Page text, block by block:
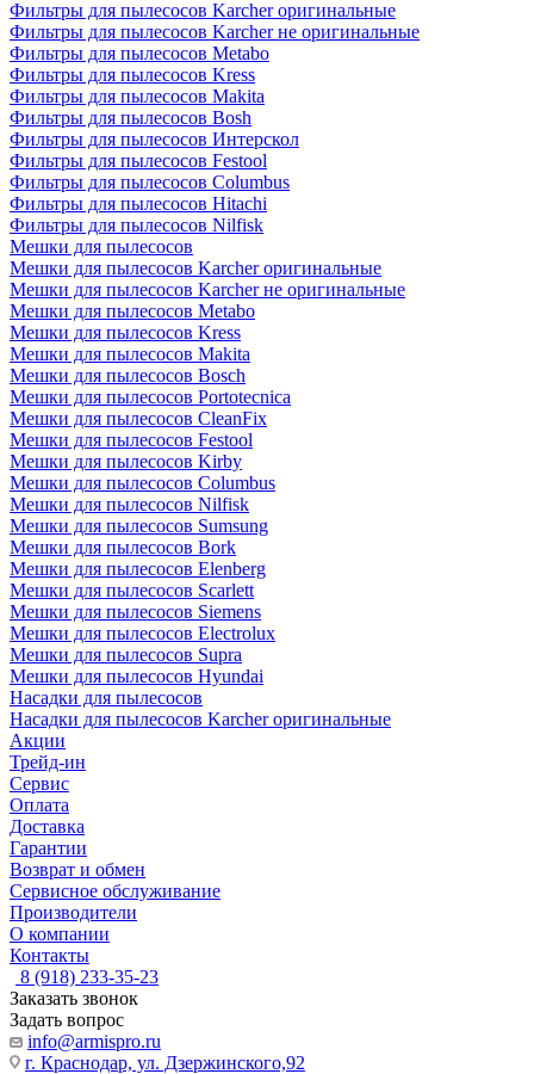
Фильтры для пылесосов Karcher оригинальные
Фильтры для пылесосов Karcher не оригинальные
Фильтры для пылесосов Metabo
Фильтры для пылесосов Kress
Фильтры для пылесосов Makita
Фильтры для пылесосов Bosh
Фильтры для пылесосов Интерскол
Фильтры для пылесосов Festool
Фильтры для пылесосов Columbus
Фильтры для пылесосов Hitachi
Фильтры для пылесосов Nilfisk
Мешки для пылесосов
Мешки для пылесосов Karcher оригинальные
Мешки для пылесосов Karcher не оригинальные
Мешки для пылесосов Metabo
Мешки для пылесосов Kress
Мешки для пылесосов Makita
Мешки для пылесосов Bosch
Мешки для пылесосов Portotecnica
Мешки для пылесосов CleanFix
Мешки для пылесосов Festool
Мешки для пылесосов Kirby
Мешки для пылесосов Columbus
Мешки для пылесосов Nilfisk
Мешки для пылесосов Sumsung
Мешки для пылесосов Bork
Мешки для пылесосов Elenberg
Мешки для пылесосов Scarlett
Мешки для пылесосов Siemens
Мешки для пылесосов Electrolux
Мешки для пылесосов Supra
Мешки для пылесосов Hyundai
Насадки для пылесосов
Насадки для пылесосов Karcher оригинальные
Акции
Трейд-ин
Сервис
Оплата
Доставка
Гарантии
Возврат и обмен
Сервисное обслуживание
Производители
О компании
Контакты
8 (918) 233-35-23
Заказать звонок
Задать вопрос
info@armispro.ru
г. Краснодар, ул. Дзержинского,92